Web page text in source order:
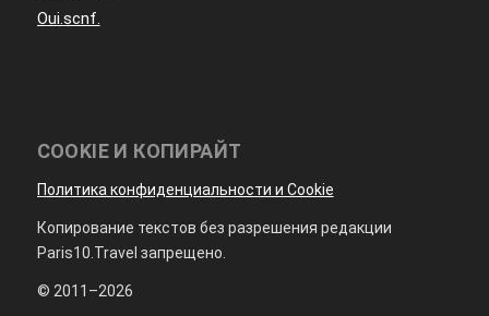
Oui.scnf.
COOKIE И КОПИРАЙТ
Политика конфиденциальности и Cookie
Копирование текстов без разрешения редакции
Paris10.Travel запрещено.
© 2011–2026